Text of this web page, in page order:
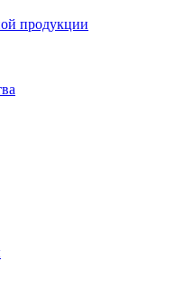
продукции